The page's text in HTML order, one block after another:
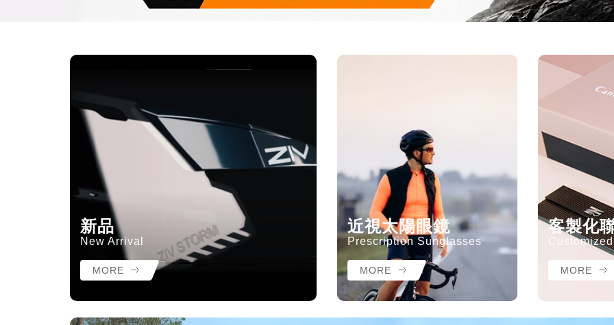
新品
New Arrival
MORE
近視太陽眼鏡
Prescription Sunglasses
MORE
客製化
Customized
MORE